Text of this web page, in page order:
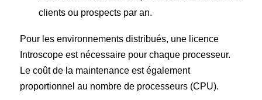
clients ou prospects par an.
Pour les environnements distribués, une licence
Introscope est nécessaire pour chaque processeur.
Le coût de la maintenance est également
proportionnel au nombre de processeurs (CPU).